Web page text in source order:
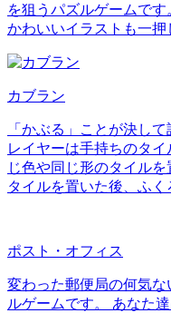
を狙うパズルゲームです
かわいいイラストも一押
カブラン
「かぶる」ことが決し
レイヤーは手持ちのタ
じ色や同じ形のタイル
タイルを置いた後、ふく
ポスト・オフィス
変わった郵便局の何気
ルゲームです。 あなた